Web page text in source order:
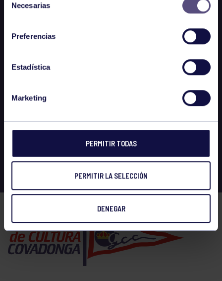
Necesarias
Preferencias
Estadística
Marketing
PERMITIR TODAS
PERMITIR LA SELECCIÓN
DENEGAR